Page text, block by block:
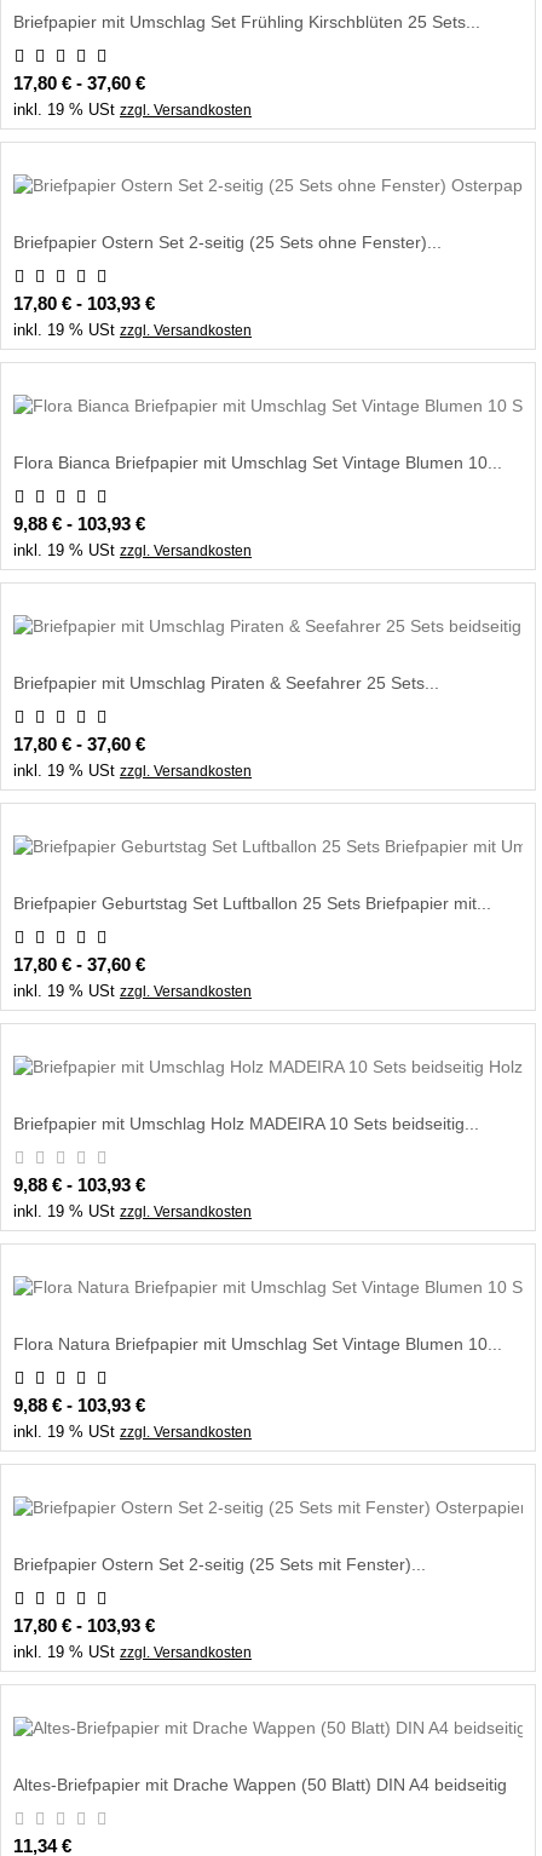
Briefpapier mit Umschlag Set Frühling Kirschblüten 25 Sets...
17,80 € - 37,60 €
inkl. 19 % USt zzgl. Versandkosten
Briefpapier Ostern Set 2-seitig (25 Sets ohne Fenster)...
17,80 € - 103,93 €
inkl. 19 % USt zzgl. Versandkosten
Flora Bianca Briefpapier mit Umschlag Set Vintage Blumen 10...
9,88 € - 103,93 €
inkl. 19 % USt zzgl. Versandkosten
Briefpapier mit Umschlag Piraten & Seefahrer 25 Sets...
17,80 € - 37,60 €
inkl. 19 % USt zzgl. Versandkosten
Briefpapier Geburtstag Set Luftballon 25 Sets Briefpapier mit...
17,80 € - 37,60 €
inkl. 19 % USt zzgl. Versandkosten
Briefpapier mit Umschlag Holz MADEIRA 10 Sets beidseitig...
9,88 € - 103,93 €
inkl. 19 % USt zzgl. Versandkosten
Flora Natura Briefpapier mit Umschlag Set Vintage Blumen 10...
9,88 € - 103,93 €
inkl. 19 % USt zzgl. Versandkosten
Briefpapier Ostern Set 2-seitig (25 Sets mit Fenster)...
17,80 € - 103,93 €
inkl. 19 % USt zzgl. Versandkosten
Altes-Briefpapier mit Drache Wappen (50 Blatt) DIN A4 beidseitig
11,34 €